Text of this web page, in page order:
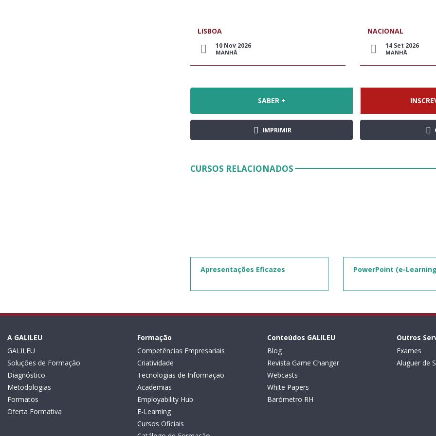
LISBOA
10 Nov 2026
MANHÃ
NACIONAL
14 Set 2026
MANHÃ
SABER +
IMPRIMIR
CURSOS RELACIONADOS
Apresentações Eficazes PowerPoint (e-
A GALILEU
GALILEU
Soluções de Formação
Diagnóstico
Metodologias
Formatos
Oferta Formativa
Formação
Competências Empresariais
Criatividade
Tecnologias de Informação
Academias
Employability Hub
E-Learning
Cursos Oficiais
Conteúdos GALILEU
Blog
Revista Game Changer
Webcasts
White Papers
Barómetro RH
Outros
Exames
Aluguer de